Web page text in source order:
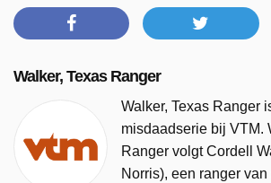
Walker, Texas Ranger
Walker, Texas Ranger
misdaadserie bij VTM.
Ranger volgt Cordell
Norris), een ranger